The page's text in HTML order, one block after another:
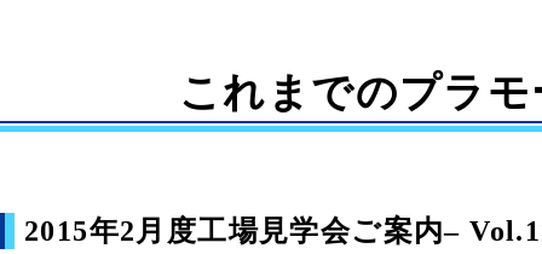
これまでのプラ
2015年2月度工場見学会ご案内–